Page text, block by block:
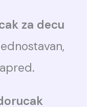
za decu